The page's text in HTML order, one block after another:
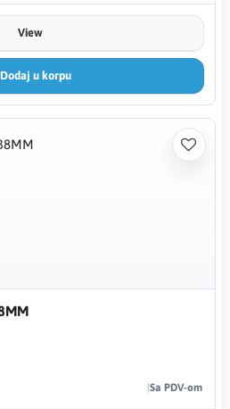
View
Dodaj u korpu
Sa PDV-om